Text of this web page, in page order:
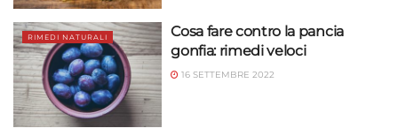
RIMEDI NATURALI
Cosa fare contro la pancia
gonfia: rimedi veloci
16 SETTEMBRE 2022